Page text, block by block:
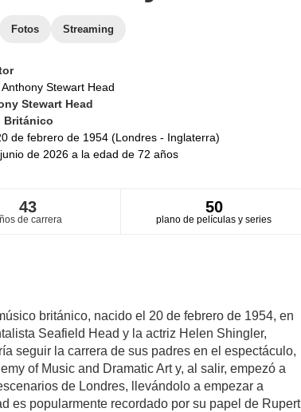
Fotos Streaming
Anthony Stewart Head
Stewart Head
Británico
de febrero de 1954 (Londres - Inglaterra)
de 2026 a la edad de 72 años
43
de carrera
50
plano de películas y series
británico, nacido el 20 de febrero de 1954, en
Seafield Head y la actriz Helen Shingler,
seguir la carrera de sus padres en el espectáculo,
of Music and Dramatic Art y, al salir, empezó a
de Londres, llevándolo a empezar a
es popularmente recordado por su papel de Rupert